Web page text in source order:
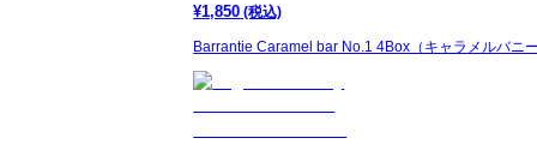
¥1,850 (税込)
Barrantie Caramel bar No.1 4Box（キャラメルバニ